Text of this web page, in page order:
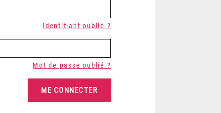
Identifiant oublié ?
Mot de passe oublié ?